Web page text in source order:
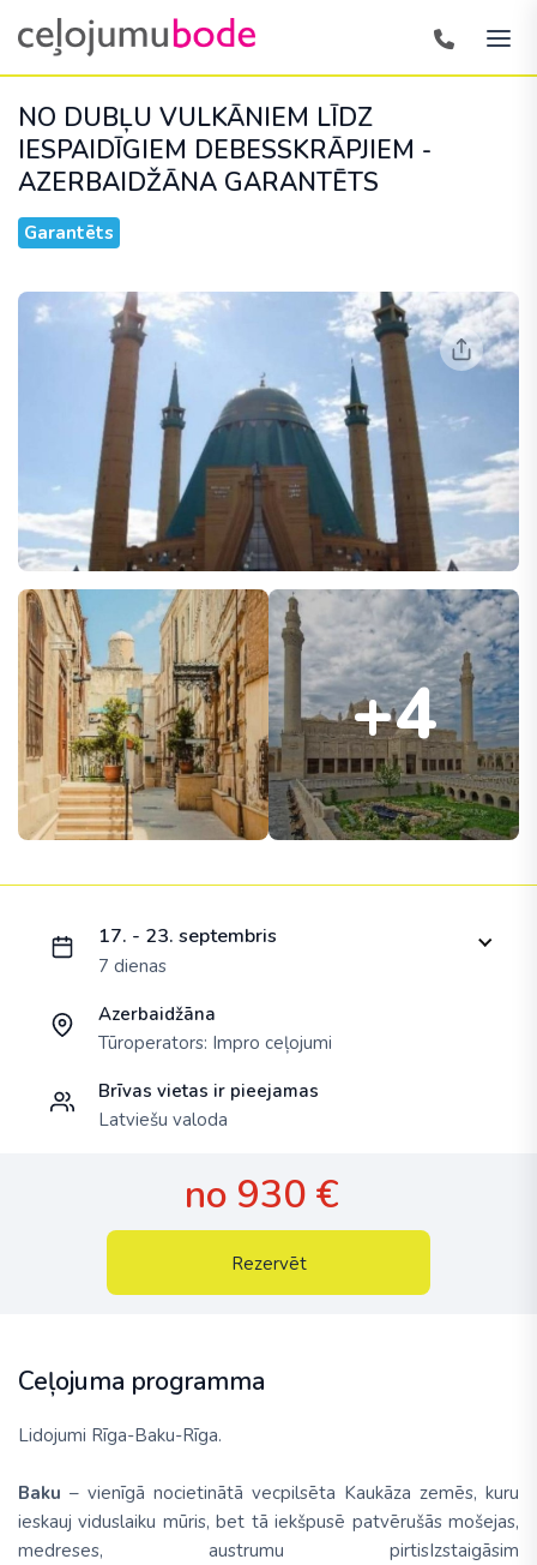
NO DUBĻU VULKĀNIEM LĪDZ
IESPAIDĪGIEM DEBESSKRĀPJIEM -
AZERBAIDŽĀNA GARANTĒTS
Garantēts
+4
Ceļojuma programma
Lidojumi Rīga-Baku-Rīga.
Baku – vienīgā nocietinātā vecpilsēta Kaukāza zemēs, kuru
ieskauj viduslaiku mūris, bet tā iekšpusē patvērušās mošejas,
medreses, austrumu pirtisIzstaigāsim
17. - 23. septembris
7 dienas
Azerbaidžāna
Tūroperators: Impro ceļojumi
Brīvas vietas ir pieejamas
Latviešu valoda
no 930 €
Rezervēt